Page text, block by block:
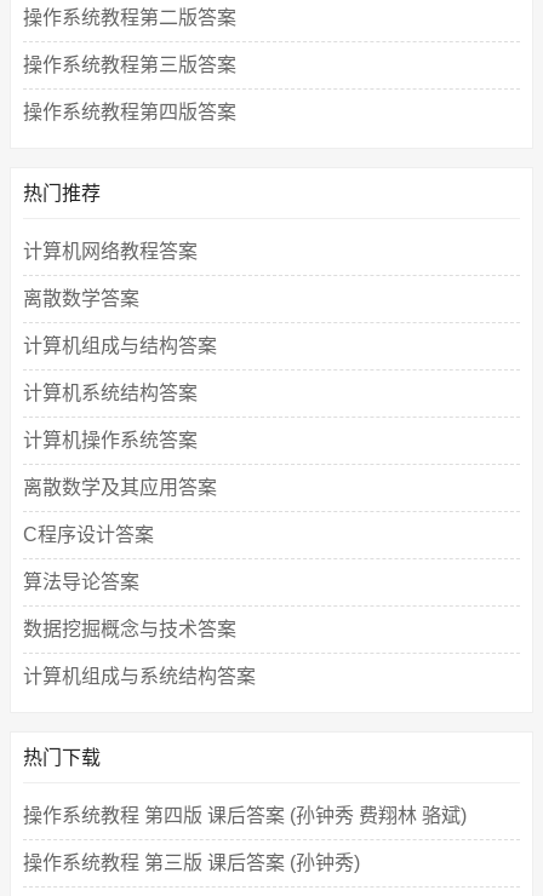
操作系统教程第二版答案
操作系统教程第三版答案
操作系统教程第四版答案
热门推荐
计算机网络教程答案
离散数学答案
计算机组成与结构答案
计算机系统结构答案
计算机操作系统答案
离散数学及其应用答案
C程序设计答案
算法导论答案
数据挖掘概念与技术答案
计算机组成与系统结构答案
热门下载
操作系统教程 第四版 课后答案 (孙钟秀 费翔林 骆斌)
操作系统教程 第三版 课后答案 (孙钟秀)